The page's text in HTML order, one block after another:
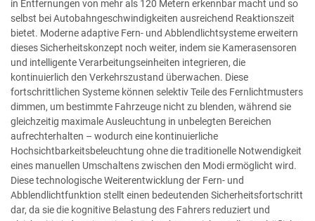
in Entfernungen von mehr als 120 Metern erkennbar macht und so
selbst bei Autobahngeschwindigkeiten ausreichend Reaktionszeit
bietet. Moderne adaptive Fern- und Abblendlichtsysteme erweitern
dieses Sicherheitskonzept noch weiter, indem sie Kamerasensoren
und intelligente Verarbeitungseinheiten integrieren, die
kontinuierlich den Verkehrszustand überwachen. Diese
fortschrittlichen Systeme können selektiv Teile des Fernlichtmusters
dimmen, um bestimmte Fahrzeuge nicht zu blenden, während sie
gleichzeitig maximale Ausleuchtung in unbelegten Bereichen
aufrechterhalten – wodurch eine kontinuierliche
Hochsichtbarkeitsbeleuchtung ohne die traditionelle Notwendigkeit
eines manuellen Umschaltens zwischen den Modi ermöglicht wird.
Diese technologische Weiterentwicklung der Fern- und
Abblendlichtfunktion stellt einen bedeutenden Sicherheitsfortschritt
dar, da sie die kognitive Belastung des Fahrers reduziert und